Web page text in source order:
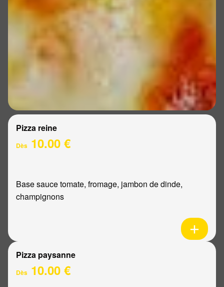
Pizza reine
Dès 10.00 €
Base sauce tomate, fromage, jambon de dinde,
champignons
Pizza paysanne
Dès 10.00 €